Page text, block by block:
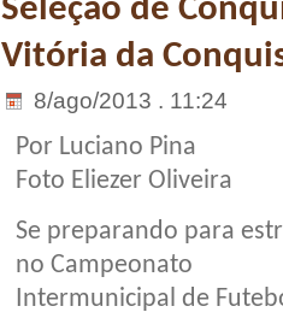
Seleção de
Vitória da
8/ago/2013 . 11:24
Por Luciano Pina
Foto Eliezer Oliveira
Se preparando para
no Campeonato
Intermunicipal de